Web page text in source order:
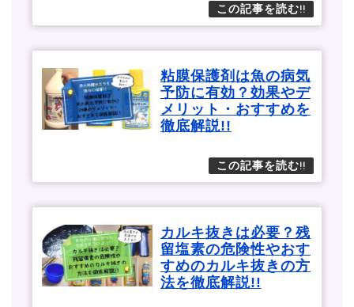
粘膜保護剤は魚の病気
予防に有効？効果やデ
メリット・おすすめを
徹底解説!!
カルキ抜きは必要？残
留塩素の危険性やおす
すめのカルキ抜きの方
法を徹底解説!!